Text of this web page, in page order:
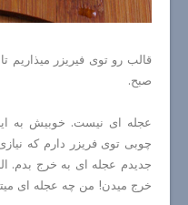
قالب رو توی فیریزر میذاریم
صبح.
عجله ای نیست. خوبیش به
چوبی توی فریزر دارم که
جدیدم عجله ای به خرج بدم.
خرج میدن! من چه عجله ای